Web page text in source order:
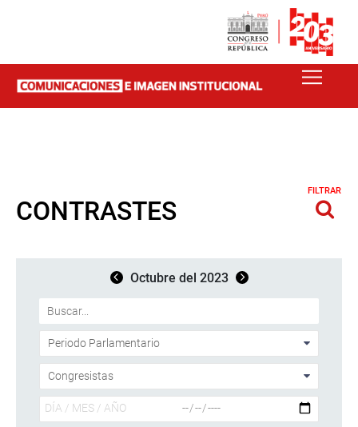
CONTRASTES
FILTRAR
Octubre del 2023